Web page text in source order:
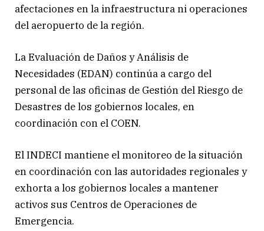
afectaciones en la infraestructura ni operaciones
del aeropuerto de la región.
La Evaluación de Daños y Análisis de
Necesidades (EDAN) continúa a cargo del
personal de las oficinas de Gestión del Riesgo de
Desastres de los gobiernos locales, en
coordinación con el COEN.
El INDECI mantiene el monitoreo de la situación
en coordinación con las autoridades regionales y
exhorta a los gobiernos locales a mantener
activos sus Centros de Operaciones de
Emergencia.